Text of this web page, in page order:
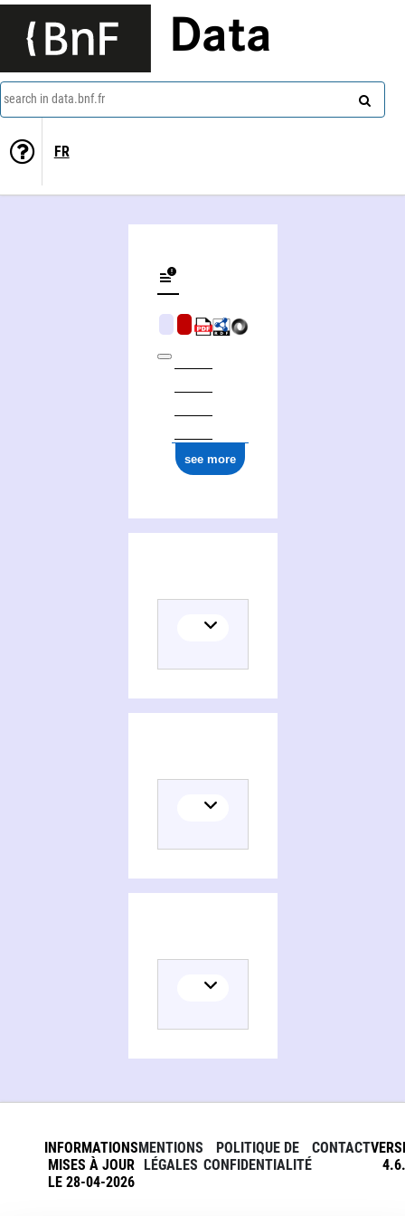
Data
search in data.bnf.fr
FR
see more
INFORMATIONS
MISES À JOUR
LE 28-04-2026
MENTIONS
LÉGALES
POLITIQUE DE
CONFIDENTIALITÉ
CONTACT